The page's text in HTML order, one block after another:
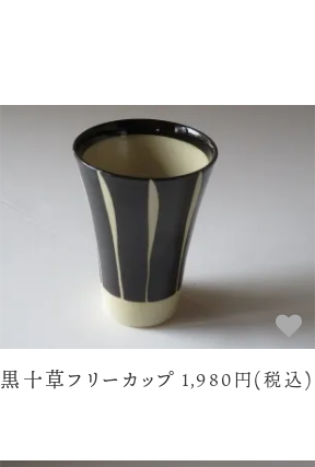
黒十草フリーカップ 1,980円(税込)